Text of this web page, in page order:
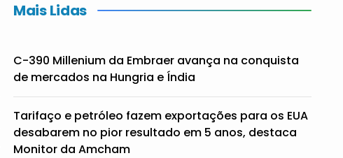
Mais Lidas
C-390 Millenium da Embraer avança na conquista
de mercados na Hungria e Índia
Tarifaço e petróleo fazem exportações para os EUA
desabarem no pior resultado em 5 anos, destaca
Monitor da Amcham